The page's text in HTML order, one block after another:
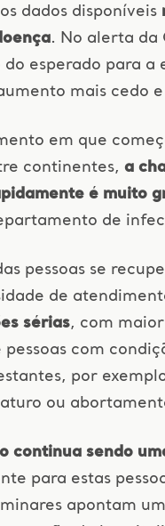
dados disponíveis
. No alerta da
esperado para a
mais cedo
em que
continentes,a
é muito
de
pessoas se
de
sérias, com
pessoas com
por
ou
continua sendo
para estas
apontam